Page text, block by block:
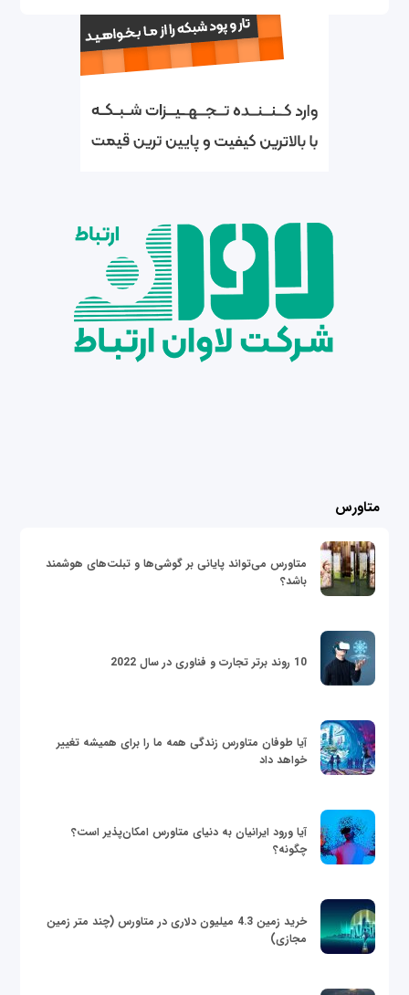
متاورس
متاورس می‌تواند پایانی بر گوشی‌ها و تبلت‌های هوشمند
باشد؟
10 روند برتر تجارت و فناوری در سال 2022
آیا طوفان متاورس زندگی همه ما را برای همیشه تغییر
خواهد داد
آیا ورود ایرانیان به دنیای متاورس امکان‌پذیر است؟
چگونه؟
خرید زمین 4.3 میلیون دلاری در متاورس (چند متر زمین
مجازی)